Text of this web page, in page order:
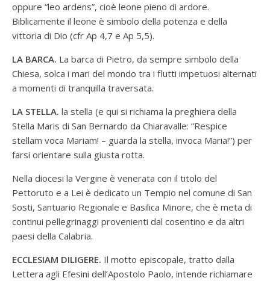
oppure “leo ardens”, cioè leone pieno di ardore.
Biblicamente il leone è simbolo della potenza e della
vittoria di Dio (cfr Ap 4,7 e Ap 5,5).
LA BARCA. La barca di Pietro, da sempre simbolo della
Chiesa, solca i mari del mondo tra i flutti impetuosi alternati
a momenti di tranquilla traversata.
LA STELLA. la stella (e qui si richiama la preghiera della
Stella Maris di San Bernardo da Chiaravalle: “Respice
stellam voca Mariam! – guarda la stella, invoca Maria!”) per
farsi orientare sulla giusta rotta.
Nella diocesi la Vergine è venerata con il titolo del
Pettoruto e a Lei è dedicato un Tempio nel comune di San
Sosti, Santuario Regionale e Basilica Minore, che è meta di
continui pellegrinaggi provenienti dal cosentino e da altri
paesi della Calabria.
ECCLESIAM DILIGERE. Il motto episcopale, tratto dalla
Lettera agli Efesini dell’Apostolo Paolo, intende richiamare